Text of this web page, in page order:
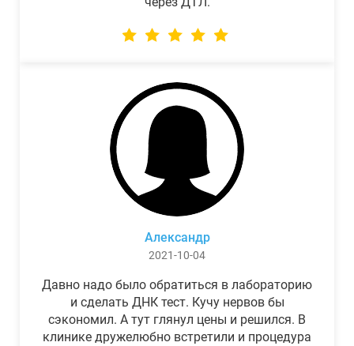
Александр
2021-10-04
Давно надо было обратиться в лабораторию
и сделать ДНК тест. Кучу нервов бы
сэкономил. А тут глянул цены и решился. В
клинике дружелюбно встретили и процедура